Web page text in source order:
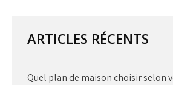
ARTICLES RÉCENTS
Quel plan de maison choisir selon